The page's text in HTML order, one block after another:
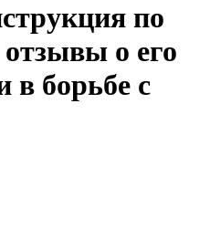
по
о его
в борьбе с